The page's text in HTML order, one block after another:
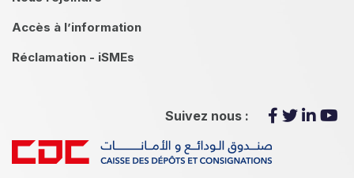
Accès à l’information
Réclamation - iSMEs
Suivez nous :